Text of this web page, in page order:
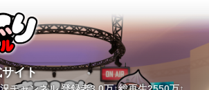
ャンネル 登録者3.0万↑総再生2550万↑